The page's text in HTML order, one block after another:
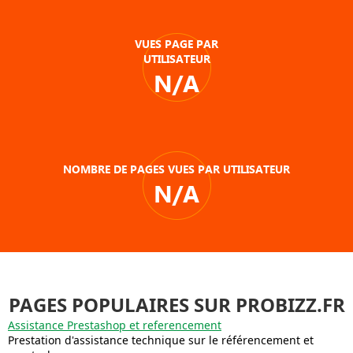
VUES PAGE PAR
UTILISATEUR
N/A
NOMBRE DE PAGES VUES PAR UTILISATEUR
N/A
PAGES POPULAIRES SUR PROBIZZ.FR
Assistance Prestashop et referencement
Prestation d'assistance technique sur le référencement et